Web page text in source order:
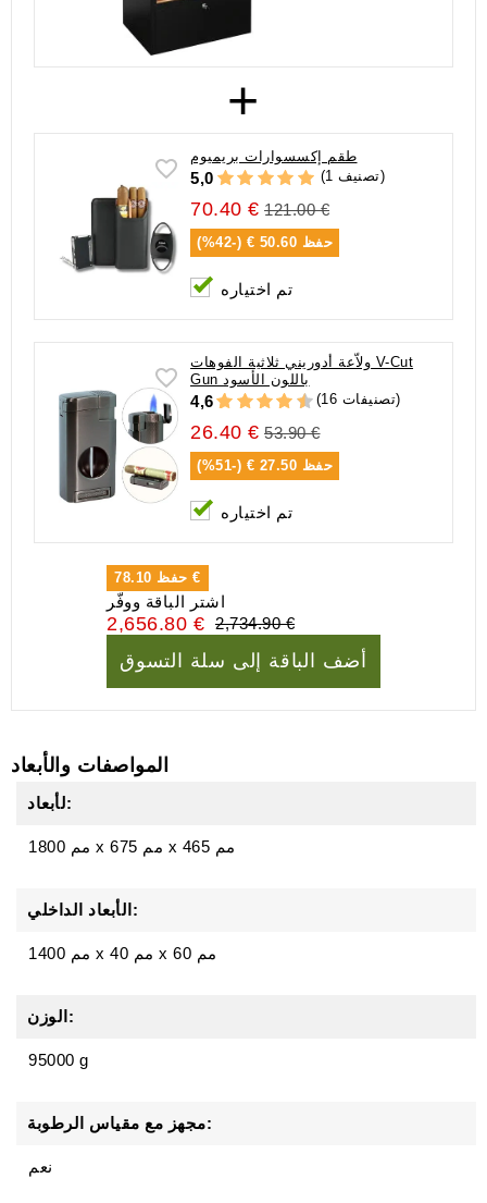
+
طقم إكسسوارات بريميوم
5,0 (1 تصنيف)
70.40 € 121.00 €
حفظ 50.60 € (-42%)
تم اختياره
ولاّعة أدوريني ثلاثية الفوهات V-Cut
Gun باللون الأسود
4,6 (16 تصنيفات)
26.40 € 53.90 €
حفظ 27.50 € (-51%)
تم اختياره
حفظ 78.10 €
اشتر الباقة ووفّر
2,656.80 € 2,734.90 €
أضف الباقة إلى سلة التسوق
المواصفات والأبعاد
لأبعاد:
1800 مم x 675 مم x 465 مم
الأبعاد الداخلي:
1400 مم x 40 مم x 60 مم
الوزن:
95000 g
مجهز مع مقياس الرطوبة:
نعم